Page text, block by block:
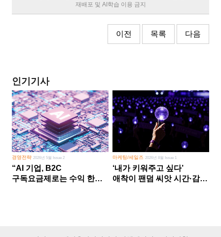
재배포 및 AI학습 이용 금지
이전 목록 다음
인기기사
경영전략 2026년 5월 Issue 2
“AI 기업, B2C
구독요금제로는 수익 한계
마케팅/세일즈 2026년 8월 Issue 1
‘내가 키워주고 싶다’
애착이 팬덤 씨앗 시간·감정